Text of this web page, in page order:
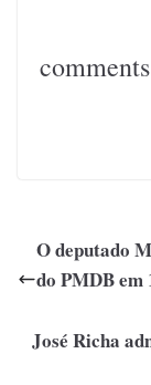
comments
O deputado
do PMDB em
José Richa